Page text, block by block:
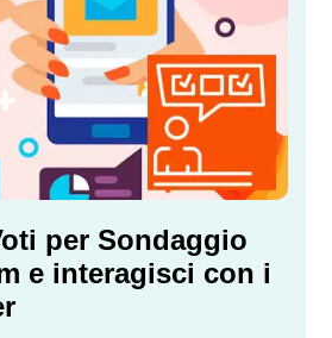
per Sondaggio
e interagisci con i